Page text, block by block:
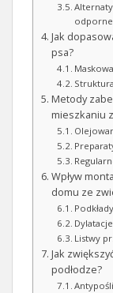
odporne
Jak
psa?
Metody
mieszkaniu
Wpływ
domu ze
Listwy
Jak
podłodze?